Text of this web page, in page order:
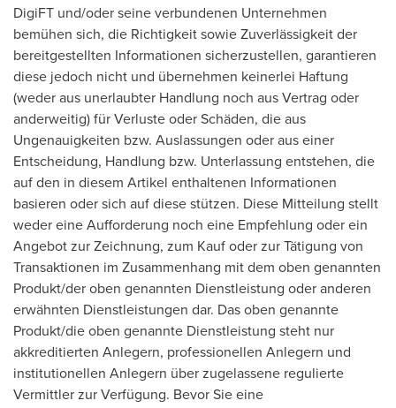
DigiFT und/oder seine verbundenen Unternehmen
bemühen sich, die Richtigkeit sowie Zuverlässigkeit der
bereitgestellten Informationen sicherzustellen, garantieren
diese jedoch nicht und übernehmen keinerlei Haftung
(weder aus unerlaubter Handlung noch aus Vertrag oder
anderweitig) für Verluste oder Schäden, die aus
Ungenauigkeiten bzw. Auslassungen oder aus einer
Entscheidung, Handlung bzw. Unterlassung entstehen, die
auf den in diesem Artikel enthaltenen Informationen
basieren oder sich auf diese stützen. Diese Mitteilung stellt
weder eine Aufforderung noch eine Empfehlung oder ein
Angebot zur Zeichnung, zum Kauf oder zur Tätigung von
Transaktionen im Zusammenhang mit dem oben genannten
Produkt/der oben genannten Dienstleistung oder anderen
erwähnten Dienstleistungen dar. Das oben genannte
Produkt/die oben genannte Dienstleistung steht nur
akkreditierten Anlegern, professionellen Anlegern und
institutionellen Anlegern über zugelassene regulierte
Vermittler zur Verfügung. Bevor Sie eine